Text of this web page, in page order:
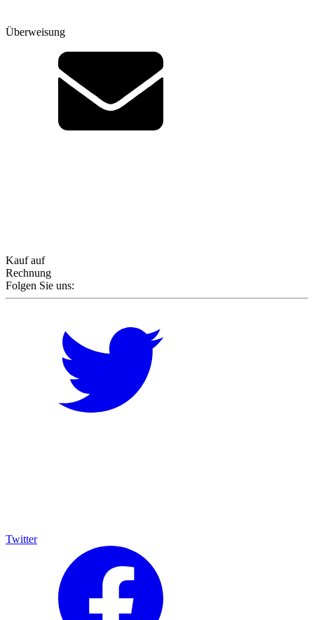
Überweisung
Kauf auf
Rechnung
Folgen Sie uns:
Twitter